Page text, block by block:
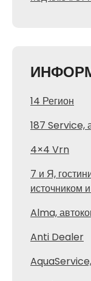
14 Регион
187 Service,
4×4 Vrn
7 и Я,
источником
Alma,
Anti Dealer